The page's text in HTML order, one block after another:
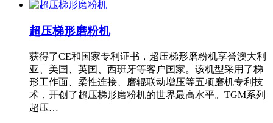
超压梯形磨粉机
获得了CE和国家专利证书，超压梯形磨粉机享誉澳大利
亚、美国、英国、西班牙等客户国家。该机型采用了梯
形工作面、柔性连接、磨辊联动增压等五项磨机专利技
术，开创了超压梯形磨粉机的世界最高水平。TGM系列
超压…